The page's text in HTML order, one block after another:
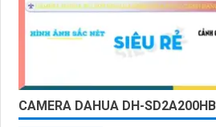
CAMERA DAHUA DH-